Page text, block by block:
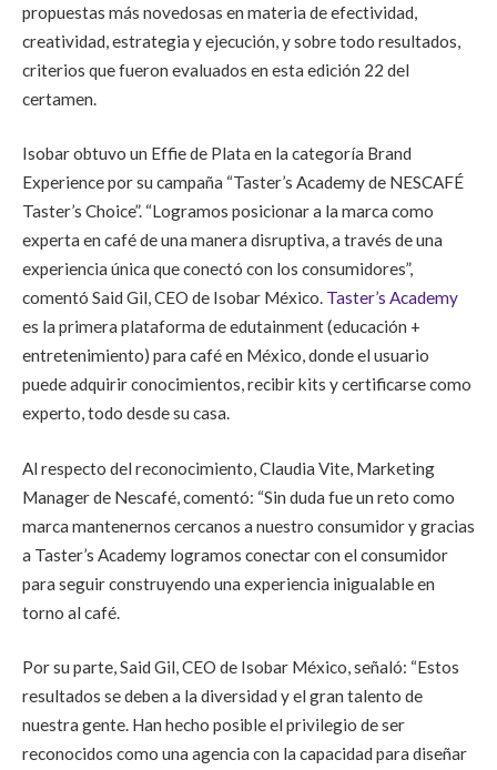
propuestas más novedosas en materia de efectividad,
creatividad, estrategia y ejecución, y sobre todo resultados,
criterios que fueron evaluados en esta edición 22 del
certamen.
Isobar obtuvo un Effie de Plata en la categoría Brand
Experience por su campaña “Taster’s Academy de NESCAFÉ
Taster’s Choice”. “Logramos posicionar a la marca como
experta en café de una manera disruptiva, a través de una
experiencia única que conectó con los consumidores”,
comentó Said Gil, CEO de Isobar México. Taster’s Academy
es la primera plataforma de edutainment (educación +
entretenimiento) para café en México, donde el usuario
puede adquirir conocimientos, recibir kits y certificarse como
experto, todo desde su casa.
Al respecto del reconocimiento, Claudia Vite, Marketing
Manager de Nescafé, comentó: “Sin duda fue un reto como
marca mantenernos cercanos a nuestro consumidor y gracias
a Taster’s Academy logramos conectar con el consumidor
para seguir construyendo una experiencia inigualable en
torno al café.
Por su parte, Said Gil, CEO de Isobar México, señaló: “Estos
resultados se deben a la diversidad y el gran talento de
nuestra gente. Han hecho posible el privilegio de ser
reconocidos como una agencia con la capacidad para diseñar